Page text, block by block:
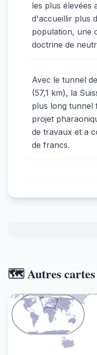
les plus élevées
d'accueillir plus
population, une
doctrine de
Avec le tunnel
(57,1 km), la
plus long tunnel
projet
de travaux et a
de francs.
🗺️ Autres cartes